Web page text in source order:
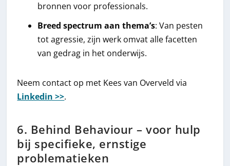
bronnen voor professionals.
Breed spectrum aan thema’s: Van pesten
tot agressie, zijn werk omvat alle facetten
van gedrag in het onderwijs.
Neem contact op met Kees van Overveld via
Linkedin >>.
6. Behind Behaviour – voor hulp
bij specifieke, ernstige
problematieken